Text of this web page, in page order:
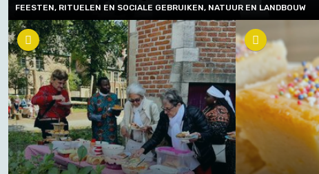
FEESTEN, RITUELEN EN SOCIALE GEBRUIKEN, NATUUR EN LANDBOUW